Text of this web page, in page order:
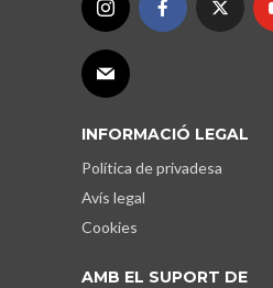
INFORMACIÓ LEGAL
Política de privadesa
Avís legal
Cookies
AMB EL SUPORT DE